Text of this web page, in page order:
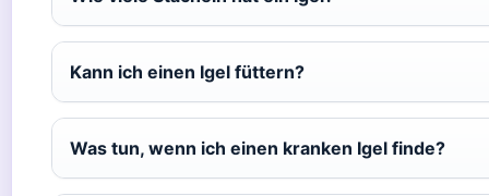
Kann ich einen Igel füttern?
Was tun, wenn ich einen kranken Igel finde?